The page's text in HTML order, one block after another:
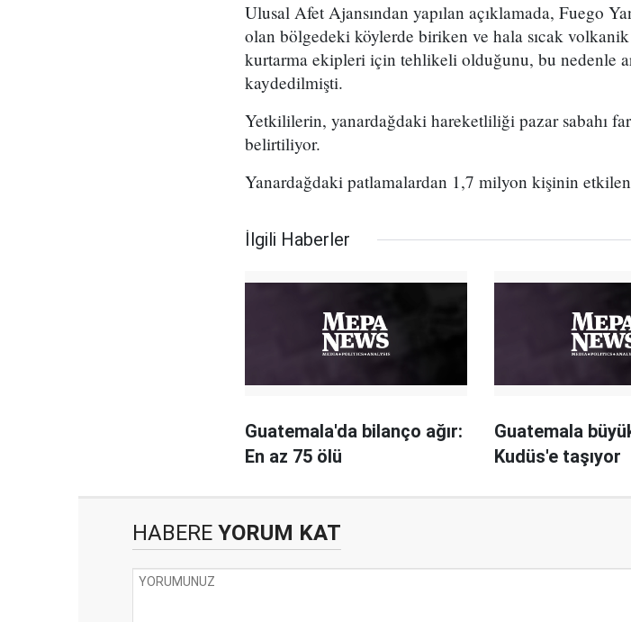
Ulusal Afet Ajansından yapılan açıklamada, Fuego
olan bölgedeki köylerde biriken ve hala sıcak volkanik
kurtarma ekipleri için tehlikeli olduğunu, bu nedenle
kaydedilmişti.
Yetkililerin, yanardağdaki hareketliliği pazar sabahı
belirtiliyor.
Yanardağdaki patlamalardan 1,7 milyon kişinin
İlgili Haberler
Guatemala'da bilanço ağır:
En az 75 ölü
Guatemala
Kudüs'e taşıyor
HABERE YORUM KAT